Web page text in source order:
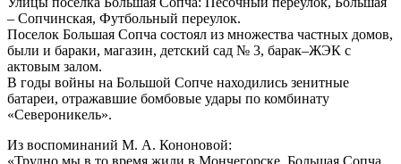
– Сопчинская, Футбольный переулок.
Поселок Большая Сопча состоял из множества частных домов,
были и бараки, магазин, детский сад № 3, барак–ЖЭК с
актовым залом.
В годы войны на Большой Сопче находились зенитные
батареи, отражавшие бомбовые удары по комбинату
«Североникель».
Из воспоминаний М. А. Кононовой:
«Трудно мы в то время жили в Мончегорске. Большая Сопча,